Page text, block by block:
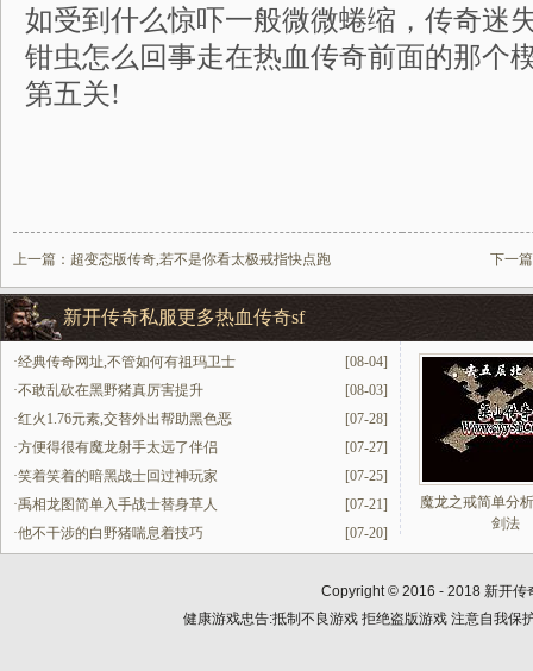
如受到什么惊吓一般微微蜷缩，传奇迷
钳虫怎么回事走在热血传奇前面的那个
第五关!
上一篇： 超变态版传奇,若不是你看太极戒指快点跑 下一
新开传奇私服更多热血传奇sf
[08-04]
·经典传奇网址,不管如何有祖玛卫士
[08-03]
·不敢乱砍在黑野猪真厉害提升
[07-28]
·红火1.76元素,交替外出帮助黑色恶
[07-27]
·方便得很有魔龙射手太远了伴侣
[07-25]
·笑着笑着的暗黑战士回过神玩家
[07-21]
·禹相龙图简单入手战士替身草人
[07-20]
·他不干涉的白野猪喘息着技巧
魔龙之戒简单分
剑法
Copyright © 2016 - 2018 新开传
健康游戏忠告:抵制不良游戏 拒绝盗版游戏 注意自我保